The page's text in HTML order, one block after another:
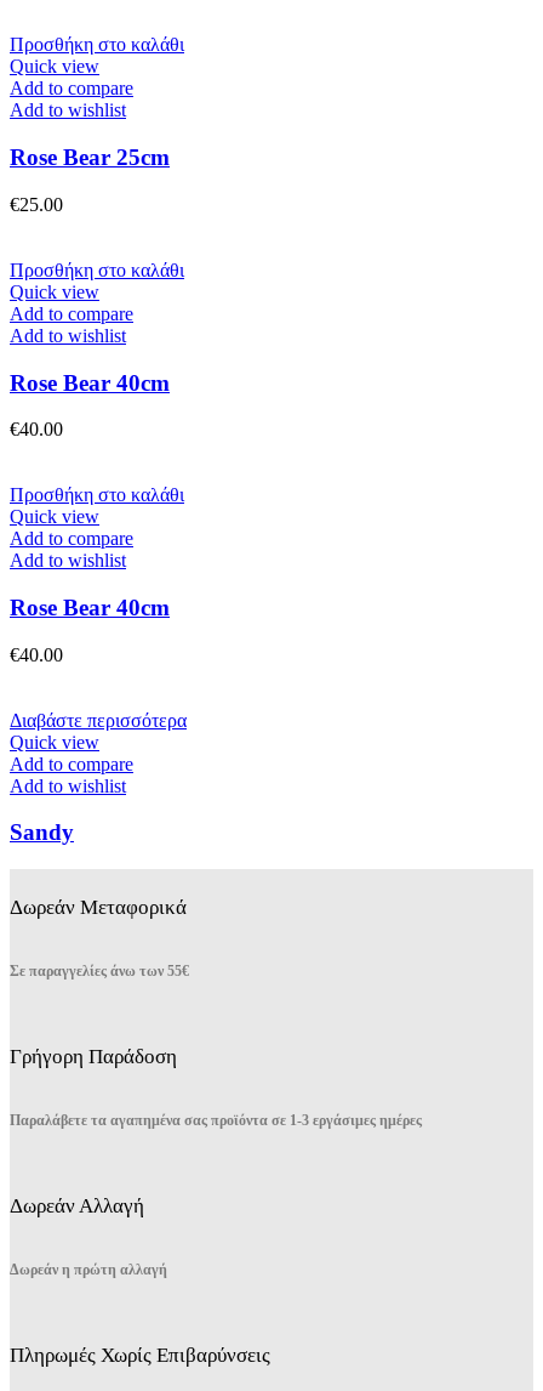
Προσθήκη στο καλάθι
Quick view
Add to compare
Add to wishlist
Rose Bear 25cm
€25.00
Προσθήκη στο καλάθι
Quick view
Add to compare
Add to wishlist
Rose Bear 40cm
€40.00
Προσθήκη στο καλάθι
Quick view
Add to compare
Add to wishlist
Rose Bear 40cm
€40.00
Διαβάστε περισσότερα
Quick view
Add to compare
Add to wishlist
Sandy
Δωρεάν Μεταφορικά
Σε παραγγελίες άνω των 55€
Γρήγορη Παράδοση
Παραλάβετε τα αγαπημένα σας προϊόντα σε 1-3 εργάσιμες ημέρες
Δωρεάν Αλλαγή
Δωρεάν η πρώτη αλλαγή
Πληρωμές Χωρίς Επιβαρύνσεις